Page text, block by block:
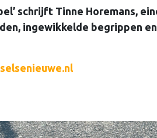
schrijft Tinne Horemans,
ingewikkelde begrippen